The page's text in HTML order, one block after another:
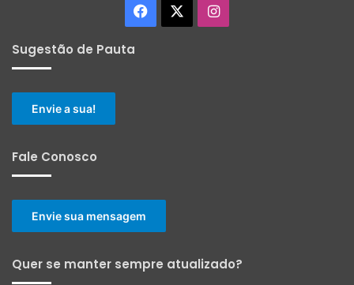
Facebook Instagram
Sugestão de Pauta
Envie a sua!
Fale Conosco
Envie sua mensagem
Quer se manter sempre atualizado?